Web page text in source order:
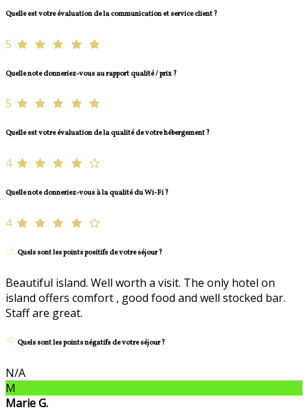
Quelle est votre évaluation de la communication et service client ?
5
Quelle note donneriez-vous au rapport qualité / prix ?
5
Quelle est votre évaluation de la qualité de votre hébergement ?
4
Quelle note donneriez-vous à la qualité du Wi-Fi ?
4
Quels sont les points positifs de votre séjour ?
Beautiful island. Well worth a visit. The only hotel on
island offers comfort , good food and well stocked bar.
Staff are great.
Quels sont les points négatifs de votre séjour ?
N/A
M
Marie G.